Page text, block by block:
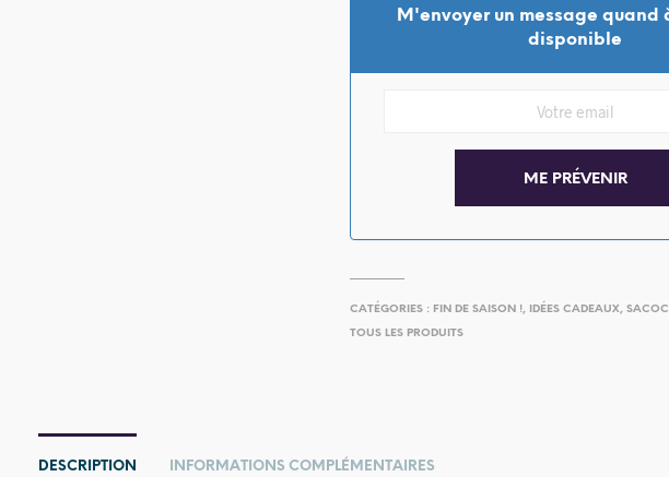
M'envoyer un message quand
disponible
CATÉGORIES : FIN DE SAISON !, IDÉES CADEAUX,
TOUS LES PRODUITS
DESCRIPTION INFORMATIONS COMPLÉMENTAIRES